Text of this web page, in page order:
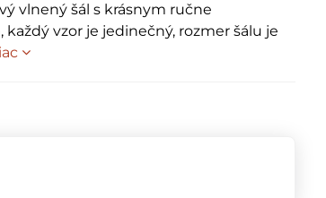
vlnený šál s krásnym ručne
vzor je jedinečný, rozmer šálu je